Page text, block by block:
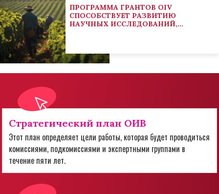
ПРОГРАММА ГРАНТОВ OIV
СПОСОБСТВУЕТ РАЗВИТИЮ
НАУЧНЫХ ИССЛЕДОВАНИЙ,
Стратегический план ОИВ
Этот план определяет цели работы, которая будет проводиться
комиссиями, подкомиссиями и экспертными группами в
течение пяти лет.